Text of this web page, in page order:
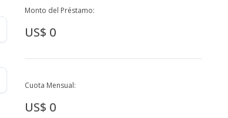
Monto del Préstamo:
US$ 0
Cuota Mensual:
US$ 0